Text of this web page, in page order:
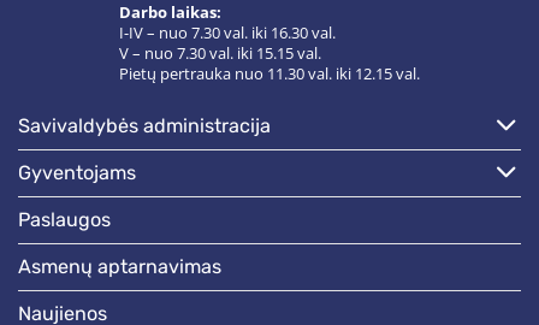
Darbo laikas:
I-IV – nuo 7.30 val. iki 16.30 val.
V – nuo 7.30 val. iki 15.15 val.
Pietų pertrauka nuo 11.30 val. iki 12.15 val.
savivaldybės administracija
gyventojams
paslaugos
asmenų aptarnavimas
naujienos